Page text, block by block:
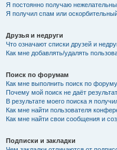
Я постоянно получаю
Я получил спам или
Друзья и недруги
Что означают списки друзей и
Как мне добавлять/удалять
Поиск по форумам
Как мне выполнить поиск по
Почему мой поиск не даёт
В результате моего поиска я
Как мне найти пользователя
Как мне найти свои сообщения и
Подписки и закладки